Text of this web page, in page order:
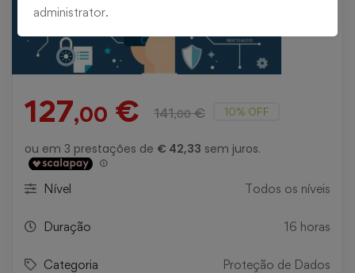
127,00 € 141,00 € 10% OFF
Nível Todos os níveis
Duração 16 horas
Categoria Proteção de Dados
administrator.